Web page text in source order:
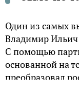
Один из самых
Владимир Ильич
С помощью
основанной на
преобразовал